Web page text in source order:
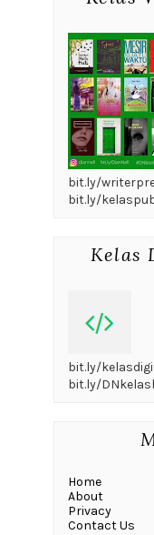
bit.ly/
bit.ly/
Kelas
bit.ly/
bit.ly/
Home
About
Privacy
Contact Us